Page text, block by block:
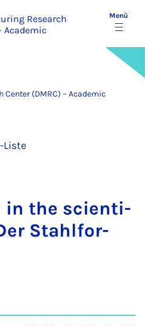
Research
Academic
Menü
(DMRC) – Academic
Liste
in the scien­ti­
Stahl­for­